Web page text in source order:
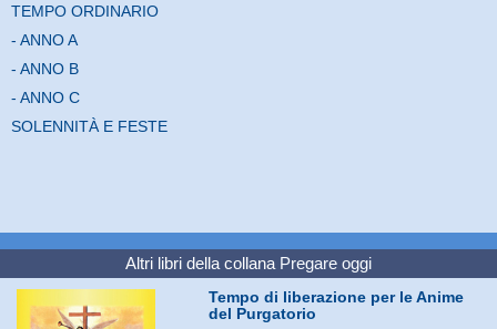
TEMPO ORDINARIO
- ANNO A
- ANNO B
- ANNO C
SOLENNITÀ E FESTE
Altri libri della collana Pregare oggi
Tempo di liberazione per le Anime
del Purgatorio